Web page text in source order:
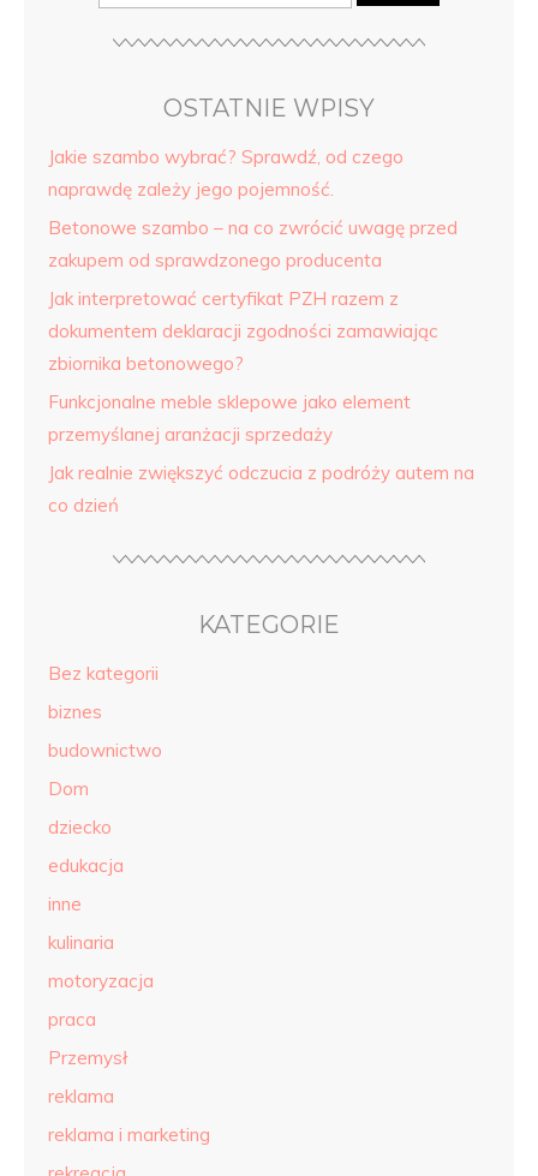
OSTATNIE WPISY
Jakie szambo wybrać? Sprawdź, od czego
naprawdę zależy jego pojemność.
Betonowe szambo – na co zwrócić uwagę przed
zakupem od sprawdzonego producenta
Jak interpretować certyfikat PZH razem z
dokumentem deklaracji zgodności zamawiając
zbiornika betonowego?
Funkcjonalne meble sklepowe jako element
przemyślanej aranżacji sprzedaży
Jak realnie zwiększyć odczucia z podróży autem na
co dzień
KATEGORIE
Bez kategorii
biznes
budownictwo
Dom
dziecko
edukacja
inne
kulinaria
motoryzacja
praca
Przemysł
reklama
reklama i marketing